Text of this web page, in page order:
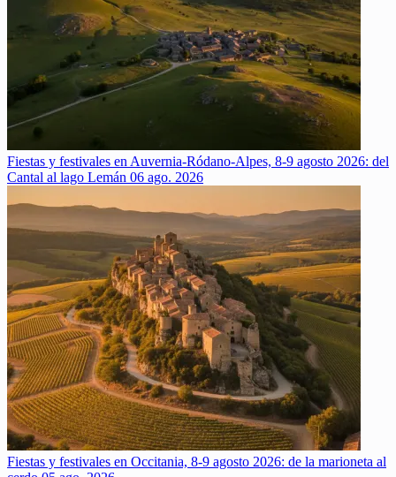
Fiestas y festivales en Auvernia-Ródano-Alpes, 8-9 agosto 2026: del
Cantal al lago Lemán 06 ago. 2026
Fiestas y festivales en Occitania, 8-9 agosto 2026: de la marioneta al